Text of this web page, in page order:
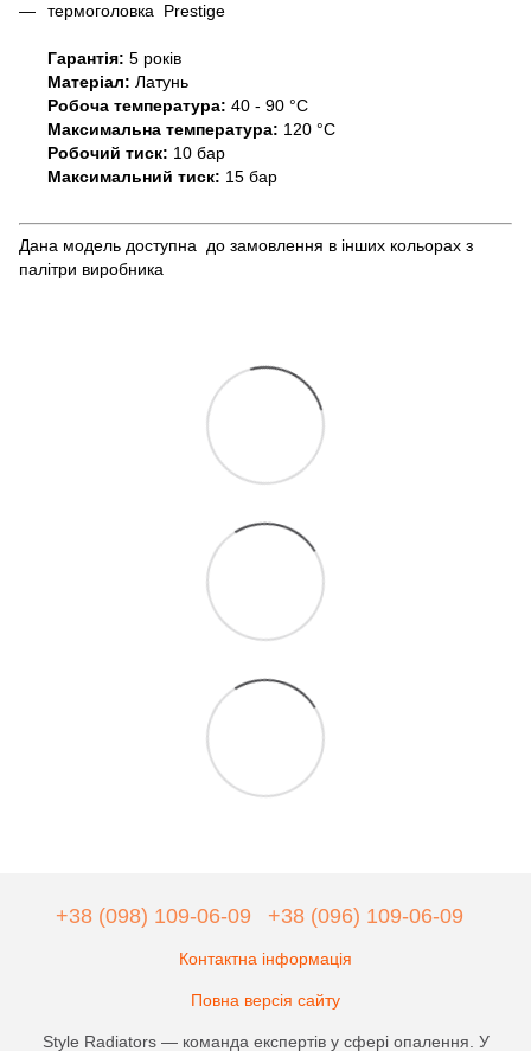
термоголовка Prestige
Гарантія: 5 років
Матеріал: Латунь
Робоча температура: 40 - 90 °C
Максимальна температура: 120 °C
Робочий тиск: 10 бар
Максимальний тиск: 15 бар
Дана модель доступна до замовлення в інших кольорах з
палітри виробника
+38 (098) 109-06-09 +38 (096) 109-06-09
Контактна інформація
Повна версія сайту
Style Radiators — команда експертів у сфері опалення. У